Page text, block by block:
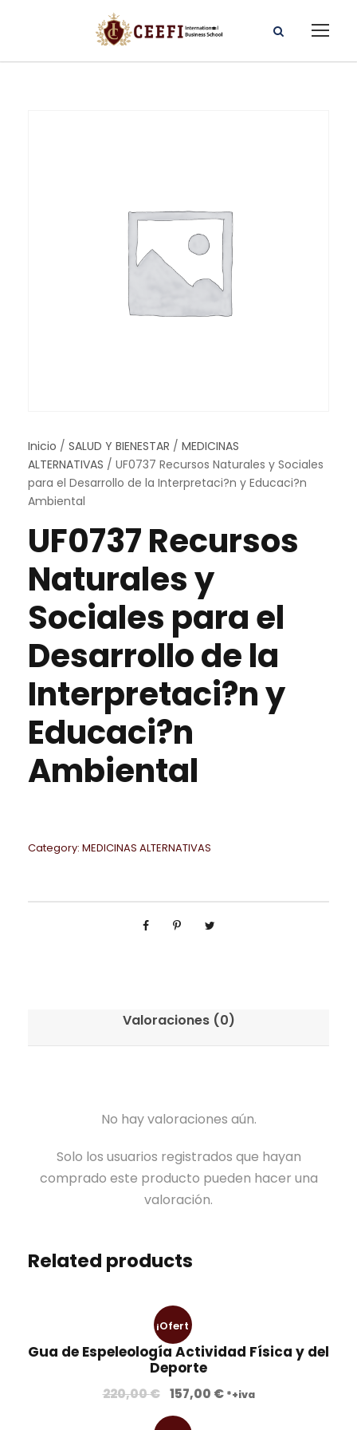
Inicio / SALUD Y BIENESTAR / MEDICINAS
ALTERNATIVAS / UF0737 Recursos Naturales y Sociales
para el Desarrollo de la Interpretaci?n y Educaci?n
Ambiental
UF0737 Recursos
Naturales y
Sociales para el
Desarrollo de la
Interpretaci?n y
Educaci?n
Ambiental
Category: MEDICINAS ALTERNATIVAS
Valoraciones (0)
No hay valoraciones aún.
Solo los usuarios registrados que hayan
comprado este producto pueden hacer una
valoración.
Related products
¡Ofert
a!
Gua de Espeleología Actividad Física y del
Deporte
220,00€ E
l
157,00 €E*+iva